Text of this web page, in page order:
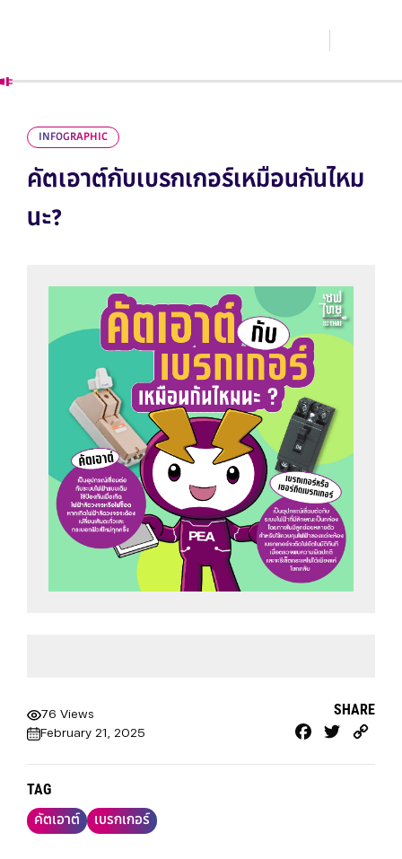
INFOGRAPHIC
คัตเอาต์กับเบรกเกอร์เหมือนกันไหม
นะ?
76 Views
February 21, 2025
SHARE
Facebook
Twitter
TAG
คัตเอาต์ เบรกเกอร์